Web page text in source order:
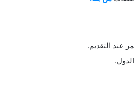
عند التقديم.